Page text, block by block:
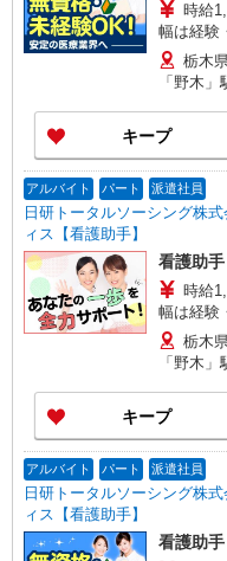
時給
幅は経験
栃木
「野木」
キープ
アルバイト パート 派遣社員
日研トータルソーシング株
ィス【看護助手】
看護助手
時給
幅は経験
栃木
「野木」
キープ
アルバイト パート 派遣社員
日研トータルソーシング株
ィス【看護助手】
看護助手